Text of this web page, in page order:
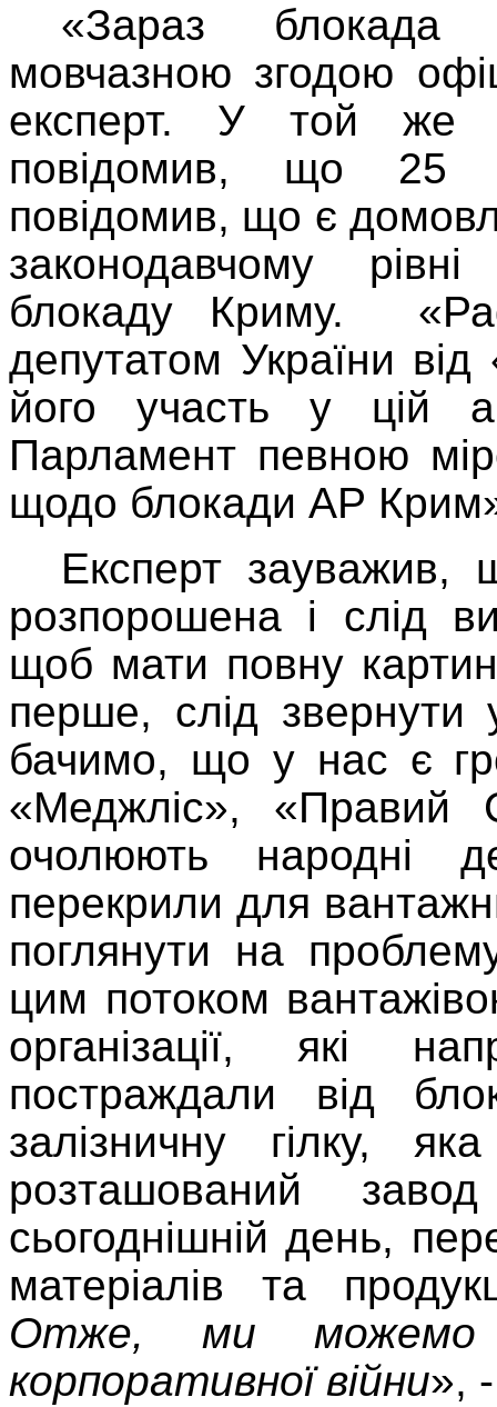
«Зараз блокада
мовчазною згодою
експерт. У той же
повідомив, що 25
повідомив, що є
законодавчому
блокаду Криму.
депутатом України
його участь у цій
Парламент певною
щодо блокади АР
Експерт зауважив,
розпорошена і слід
щоб мати повну
перше, слід
бачимо, що у нас є
«Меджліс», «Правий
очолюють народні
перекрили для
поглянути на
цим потоком
організації, які
постраждали від
залізничну гілку,
розташований
сьогоднішній день,
матеріалів та
Отже, ми можемо
корпоративної війни»,